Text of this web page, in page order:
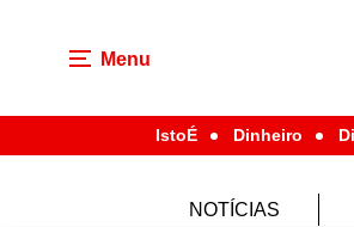
Menu
IstoÉ Dinheiro
NOTÍCIAS